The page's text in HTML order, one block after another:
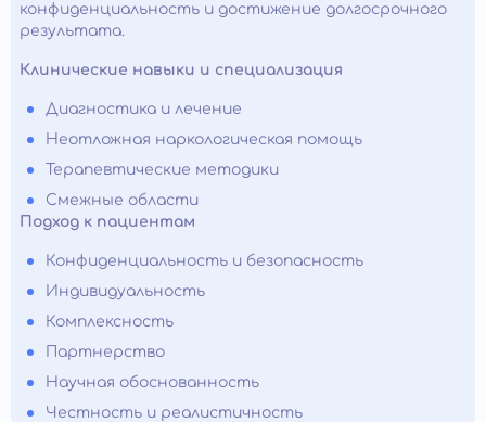
конфиденциальность и достижение долгосрочного
результата.
Клинические навыки и специализация
Диагностика и лечение
Неотложная наркологическая помощь
Терапевтические методики
Смежные области
Подход к пациентам
Конфиденциальность и безопасность
Индивидуальность
Комплексность
Партнерство
Научная обоснованность
Честность и реалистичность